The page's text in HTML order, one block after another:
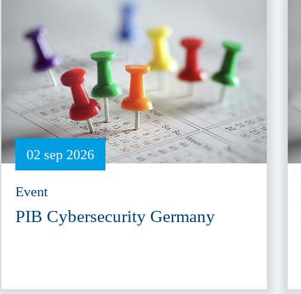
02 sep 2026
Event
PIB Cybersecurity Germany